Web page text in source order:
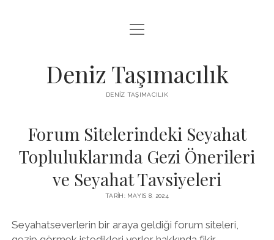
IGTV BEĞENI KASMA PARASIZ
SAYFA LISTESI
TWITTER PROFIL RESMI NASIL DEĞIŞTIRILIR
menüyü
aç
Deniz Taşımacılık
DENIZ TAŞIMACILIK
Forum Sitelerindeki Seyahat
Topluluklarında Gezi Önerileri
ve Seyahat Tavsiyeleri
TARIH: MAYIS 8, 2024
Seyahatseverlerin bir araya geldiği forum siteleri,